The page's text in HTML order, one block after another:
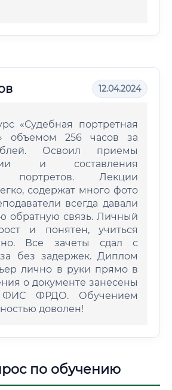
12.04.2024
«Судебная портретная
объемом 256 часов за
Освоил приемы
и составления
портретов. Лекции
содержат много фото
всегда давали
обратную связь. Личный
и понятен, учиться
Все зачеты сдал с
без задержек. Диплом
лично в руки прямо в
о документе занесены
ФРДО. Обучением
доволен!
по обучению